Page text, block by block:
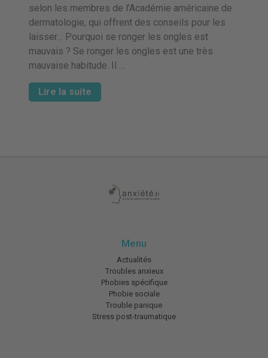
selon les membres de l’Académie américaine de
dermatologie, qui offrent des conseils pour les
laisser… Pourquoi se ronger les ongles est
mauvais ? Se ronger les ongles est une très
mauvaise habitude. Il …
Lire la suite
Menu
Actualités
Troubles anxieux
Phobies spécifique
Phobie sociale
Trouble panique
Stress post-traumatique